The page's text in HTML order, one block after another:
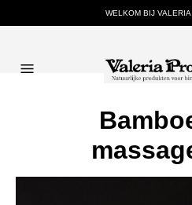
WELKOM BIJ